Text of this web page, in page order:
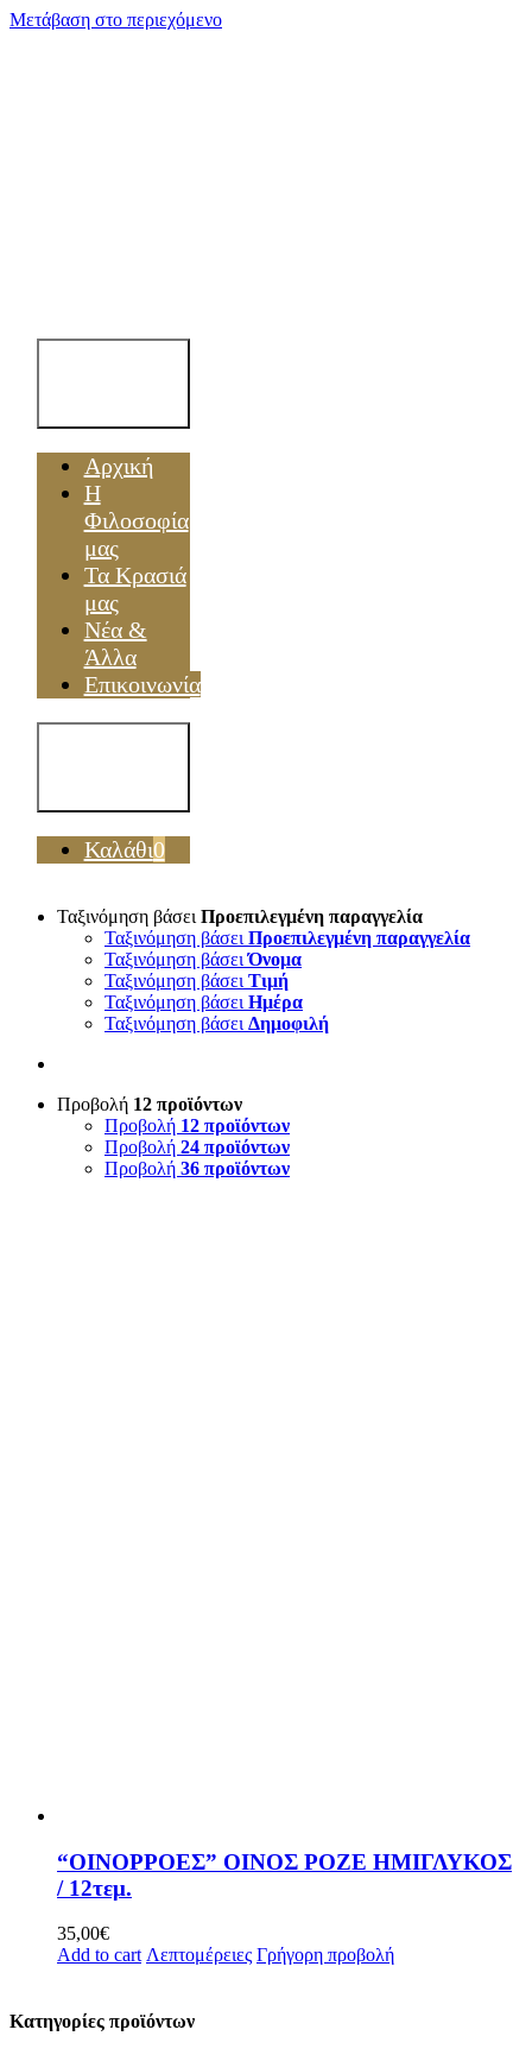
Μετάβαση στο περιεχόμενο
Αρχική
Η
Φιλοσοφία
μας
Τα Κρασιά
μας
Νέα &
Άλλα
Επικοινωνία
Καλάθι0
Ταξινόμηση βάσει Προεπιλεγμένη παραγγελία
Ταξινόμηση βάσει Προεπιλεγμένη παραγγελία
Ταξινόμηση βάσειΌνομα
Ταξινόμηση βάσει Τιμή
Ταξινόμηση βάσει Ημέρα
Ταξινόμηση βάσει Δημοφιλή
Προβολή 12 προϊόντων
Προβολή 12 προϊόντων
Προβολή 24 προϊόντων
Προβολή 36 προϊόντων
“ΟΙΝΟΡΡΟΕΣ” ΟΙΝΟΣ ΡΟΖΕ ΗΜΙΓΛΥΚΟΣ
/ 12τεμ.
35,00€
Add to cart Λεπτομέρειες Γρήγορη προβολή
Κατηγορίες προϊόντων